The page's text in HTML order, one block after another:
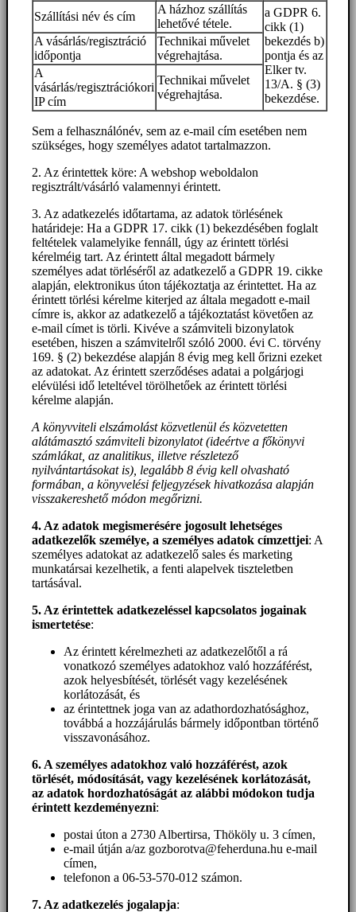
Szállítási név és cím
A házhoz szállítás
lehetővé tétele.
a GDPR 6.
cikk (1)
bekezdés b)
pontja és az
Elker tv.
13/A. § (3)
bekezdése.
A vásárlás/regisztráció
időpontja
Technikai művelet
végrehajtása.
A
vásárlás/regisztrációkori
IP cím
Technikai művelet
végrehajtása.
Sem a felhasználónév, sem az e-mail cím esetében nem
szükséges, hogy személyes adatot tartalmazzon.
2. Az érintettek köre: A webshop weboldalon
regisztrált/vásárló valamennyi érintett.
3. Az adatkezelés időtartama, az adatok törlésének
határideje: Ha a GDPR 17. cikk (1) bekezdésében foglalt
feltételek valamelyike fennáll, úgy az érintett törlési
kérelméig tart. Az érintett által megadott bármely
személyes adat törléséről az adatkezelő a GDPR 19. cikke
alapján, elektronikus úton tájékoztatja az érintettet. Ha az
érintett törlési kérelme kiterjed az általa megadott e-mail
címre is, akkor az adatkezelő a tájékoztatást követően az
e-mail címet is törli. Kivéve a számviteli bizonylatok
esetében, hiszen a számvitelről szóló 2000. évi C. törvény
169. § (2) bekezdése alapján 8 évig meg kell őrizni ezeket
az adatokat. Az érintett szerződéses adatai a polgárjogi
elévülési idő leteltével törölhetőek az érintett törlési
kérelme alapján.
A könyvviteli elszámolást közvetlenül és közvetetten
alátámasztó számviteli bizonylatot (ideértve a főkönyvi
számlákat, az analitikus, illetve részletező
nyilvántartásokat is), legalább 8 évig kell olvasható
formában, a könyvelési feljegyzések hivatkozása alapján
visszakereshető módon megőrizni.
4. Az adatok megismerésére jogosult lehetséges
adatkezelők személye, a személyes adatok címzettjei: A
személyes adatokat az adatkezelő sales és marketing
munkatársai kezelhetik, a fenti alapelvek tiszteletben
tartásával.
5. Az érintettek adatkezeléssel kapcsolatos jogainak
ismertetése:
Az érintett kérelmezheti az adatkezelőtől a rá
vonatkozó személyes adatokhoz való hozzáférést,
azok helyesbítését, törlését vagy kezelésének
korlátozását, és
az érintettnek joga van az adathordozhatósághoz,
továbbá a hozzájárulás bármely időpontban történő
visszavonásához.
6. A személyes adatokhoz való hozzáférést, azok
törlését, módosítását, vagy kezelésének korlátozását,
az adatok hordozhatóságát az alábbi módokon tudja
érintett kezdeményezni:
postai úton a 2730 Albertirsa, Thököly u. 3 címen,
e-mail útján a/az gozborotva@feherduna.hu e-mail
címen,
telefonon a 06-53-570-012 számon.
7. Az adatkezelés jogalapja: